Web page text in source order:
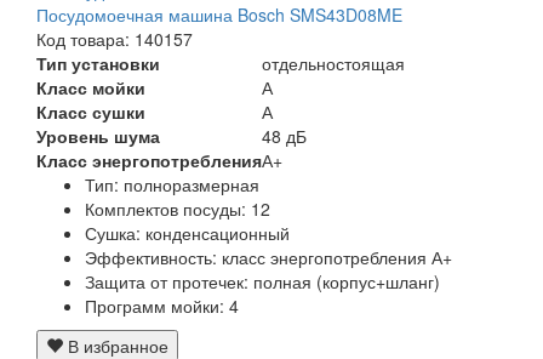
Посудомоечная машина Bosch SMS43D08ME
Код товара: 140157
Тип установки
отдельностоящая
Класс мойки
А
Класс сушки
А
Уровень шума
48 дБ
Класс энергопотребленияА+
Тип: полноразмерная
Комплектов посуды: 12
Сушка: конденсационный
Эффективность: класс энергопотребления А+
Защита от протечек: полная (корпус+шланг)
Программ мойки: 4
В избранное